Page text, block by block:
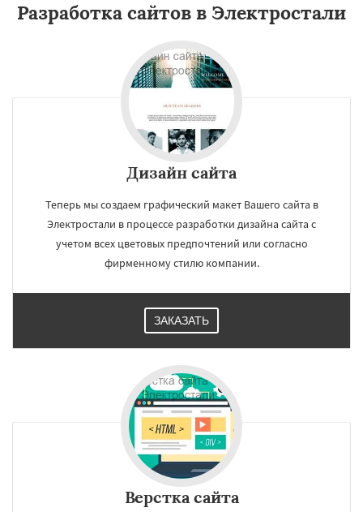
Разработка сайтов в Электростали
Дизайн сайта
Теперь мы создаем графический макет Вашего сайта в
Электростали в процессе разработки дизайна сайта с
учетом всех цветовых предпочтений или согласно
фирменному стилю компании.
ЗАКАЗАТЬ
Верстка сайта